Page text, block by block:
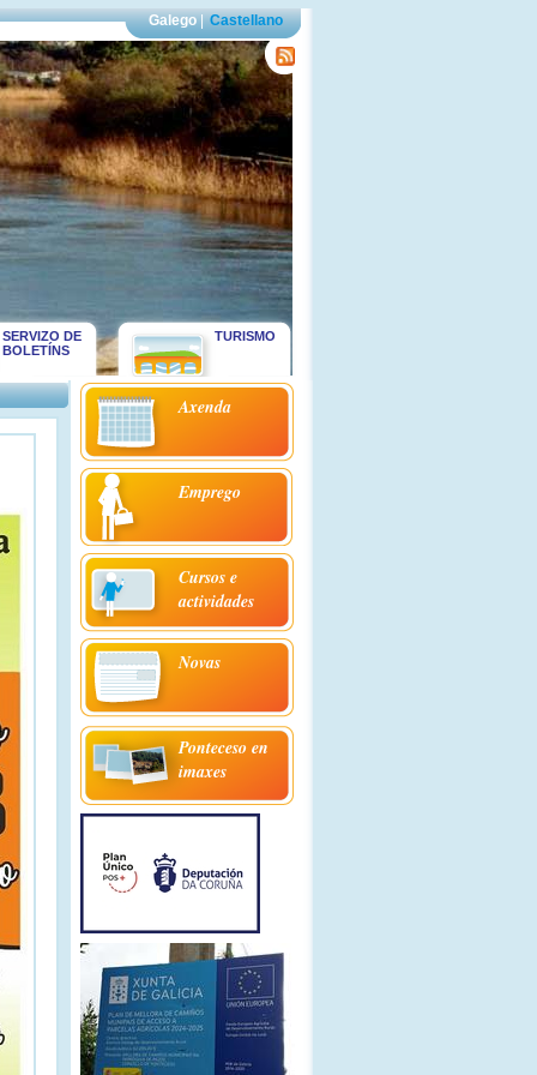
Galego| Castellano
SERVIZO DE
BOLETÍNS
TURISMO
Axenda
Emprego
Cursos e
actividades
Novas
Ponteceso en
imaxes